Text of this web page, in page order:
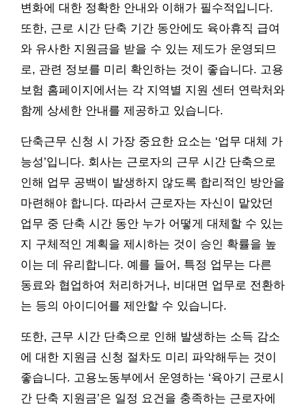
변화에 대한 정확한 안내와 이해가 필수적입니다.
또한, 근로 시간 단축 기간 동안에도 육아휴직 급여
와 유사한 지원금을 받을 수 있는 제도가 운영되므
로, 관련 정보를 미리 확인하는 것이 좋습니다. 고용
보험 홈페이지에서는 각 지역별 지원 센터 연락처와
함께 상세한 안내를 제공하고 있습니다.
단축근무 신청 시 가장 중요한 요소는 ‘업무 대체 가
능성’입니다. 회사는 근로자의 근무 시간 단축으로
인해 업무 공백이 발생하지 않도록 합리적인 방안을
마련해야 합니다. 따라서 근로자는 자신이 맡았던
업무 중 단축 시간 동안 누가 어떻게 대체할 수 있는
지 구체적인 계획을 제시하는 것이 승인 확률을 높
이는 데 유리합니다. 예를 들어, 특정 업무는 다른
동료와 협업하여 처리하거나, 비대면 업무로 전환하
는 등의 아이디어를 제안할 수 있습니다.
또한, 근무 시간 단축으로 인해 발생하는 소득 감소
에 대한 지원금 신청 절차도 미리 파악해두는 것이
좋습니다. 고용노동부에서 운영하는 ‘육아기 근로시
간 단축 지원금’은 일정 요건을 충족하는 근로자에